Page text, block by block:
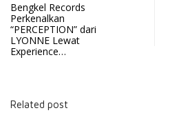
Bengkel Records
Perkenalkan
“PERCEPTION” dari
LYONNE Lewat
Experience…
Related post